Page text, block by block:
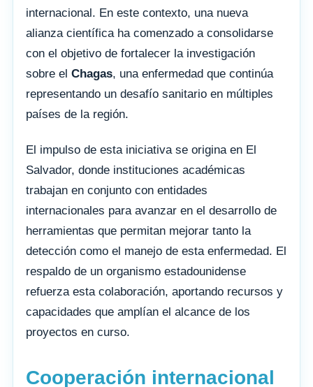
internacional. En este contexto, una nueva
alianza científica ha comenzado a consolidarse
con el objetivo de fortalecer la investigación
sobre el Chagas, una enfermedad que continúa
representando un desafío sanitario en múltiples
países de la región.
El impulso de esta iniciativa se origina en El
Salvador, donde instituciones académicas
trabajan en conjunto con entidades
internacionales para avanzar en el desarrollo de
herramientas que permitan mejorar tanto la
detección como el manejo de esta enfermedad. El
respaldo de un organismo estadounidense
refuerza esta colaboración, aportando recursos y
capacidades que amplían el alcance de los
proyectos en curso.
Cooperación internacional